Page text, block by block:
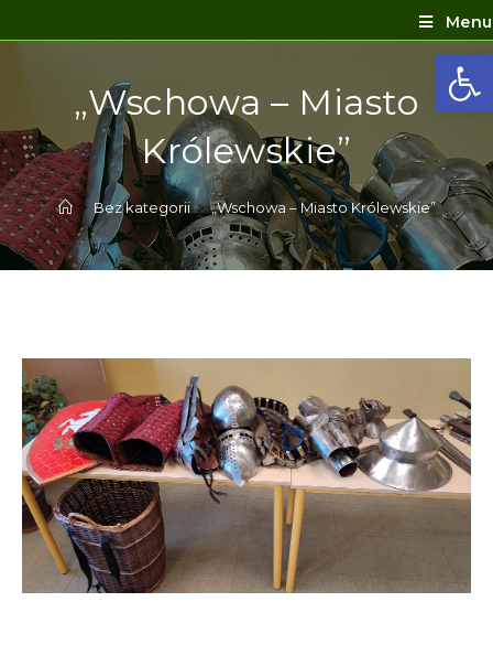
Menu
„Wschowa – Miasto
Królewskie”
> Bez kategorii > „Wschowa – Miasto Królewskie”